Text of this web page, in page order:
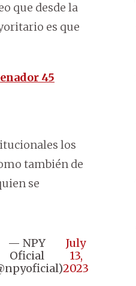
que desde la
es que
45
los
también de
se
— NPY
Oficial
July
13,
2023